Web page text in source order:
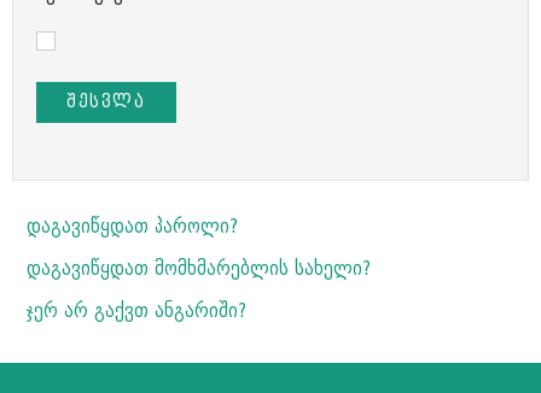
ᲨᲔᲡᲕᲚᲐ
დაგავიწყდათ პაროლი?
დაგავიწყდათ მომხმარებლის სახელი?
ჯერ არ გაქვთ ანგარიში?